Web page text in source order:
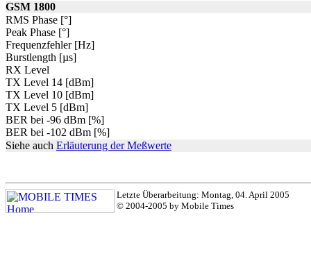
GSM 1800
RMS Phase [°]
Peak Phase [°]
Frequenzfehler [Hz]
Burstlength [µs]
RX Level
TX Level 14 [dBm]
TX Level 10 [dBm]
TX Level 5 [dBm]
BER bei -96 dBm [%]
BER bei -102 dBm [%]
Siehe auch Erläuterung der Meßwerte
Letzte Überarbeitung: Montag, 04. April 2005
© 2004-2005 by Mobile Times